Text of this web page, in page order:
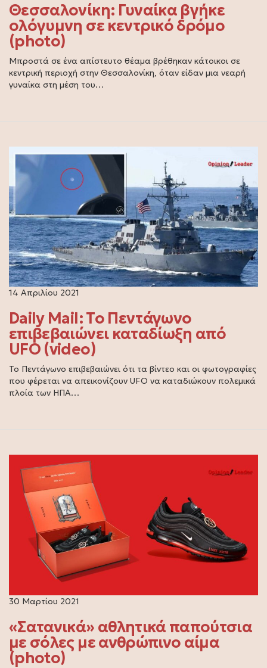
Θεσσαλονίκη: Γυναίκα βγήκε
ολόγυμνη σε κεντρικό δρόμο
(photo)
Μπροστά σε ένα απίστευτο θέαμα βρέθηκαν κάτοικοι σε
κεντρική περιοχή στην Θεσσαλονίκη, όταν είδαν μια νεαρή
γυναίκα στη μέση του…
14 Απριλίου 2021
Daily Mail: Το Πεντάγωνο
επιβεβαιώνει καταδίωξη από
UFO (video)
Το Πεντάγωνο επιβεβαιώνει ότι τα βίντεο και οι φωτογραφίες
που φέρεται να απεικονίζουν UFO να καταδιώκουν πολεμικά
πλοία των ΗΠΑ…
30 Μαρτίου 2021
«Σατανικά» αθλητικά παπούτσια
με σόλες με ανθρώπινο αίμα
(photo)